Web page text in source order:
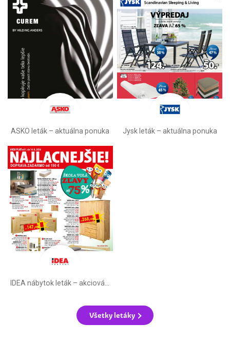
ASKO leták – aktuálna ponuka Jysk leták – aktuálna ponuka
IDEA nábytok leták – akciová ponuka
Všetky letáky